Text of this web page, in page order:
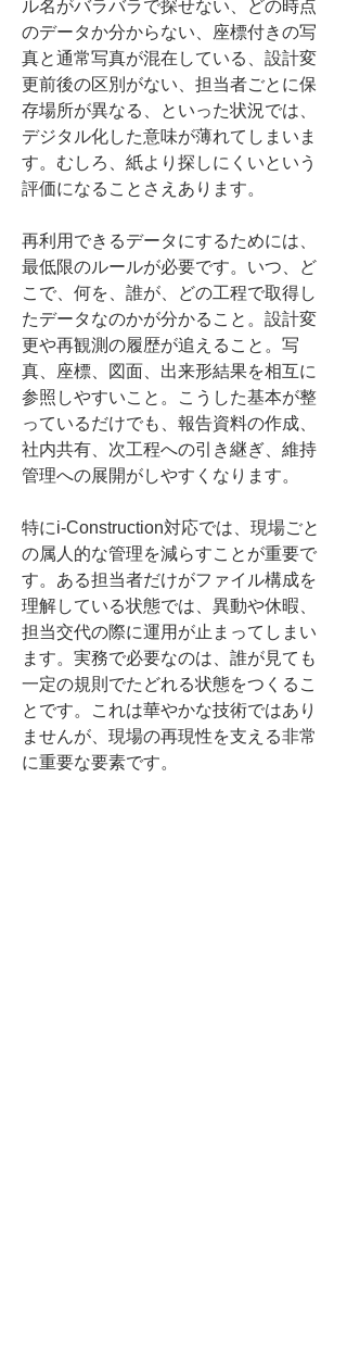
ル名がバラバラで探せない、どの時点
のデータか分からない、座標付きの写
真と通常写真が混在している、設計変
更前後の区別がない、担当者ごとに保
存場所が異なる、といった状況では、
デジタル化した意味が薄れてしまいま
す。むしろ、紙より探しにくいという
評価になることさえあります。
再利用できるデータにするためには、
最低限のルールが必要です。いつ、ど
こで、何を、誰が、どの工程で取得し
たデータなのかが分かること。設計変
更や再観測の履歴が追えること。写
真、座標、図面、出来形結果を相互に
参照しやすいこと。こうした基本が整
っているだけでも、報告資料の作成、
社内共有、次工程への引き継ぎ、維持
管理への展開がしやすくなります。
特にi-Construction対応では、現場ごと
の属人的な管理を減らすことが重要で
す。ある担当者だけがファイル構成を
理解している状態では、異動や休暇、
担当交代の際に運用が止まってしまい
ます。実務で必要なのは、誰が見ても
一定の規則でたどれる状態をつくるこ
とです。これは華やかな技術ではあり
ませんが、現場の再現性を支える非常
に重要な要素です。